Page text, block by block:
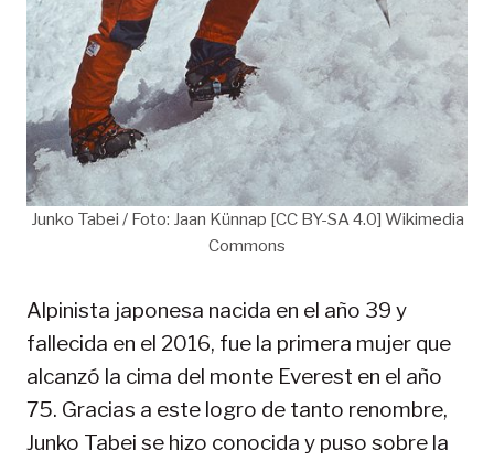
Junko Tabei / Foto: Jaan Künnap [CC BY-SA 4.0] Wikimedia
Commons
Alpinista japonesa nacida en el año 39 y
fallecida en el 2016, fue la primera mujer que
alcanzó la cima del monte Everest en el año
75. Gracias a este logro de tanto renombre,
Junko Tabei se hizo conocida y puso sobre la